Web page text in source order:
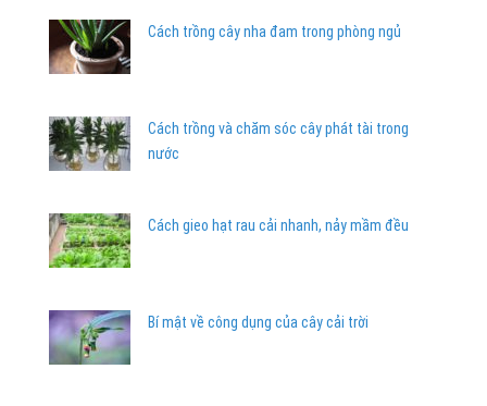
Cách trồng cây nha đam trong phòng ngủ
Cách trồng và chăm sóc cây phát tài trong
nước
Cách gieo hạt rau cải nhanh, nảy mầm đều
Bí mật về công dụng của cây cải trời